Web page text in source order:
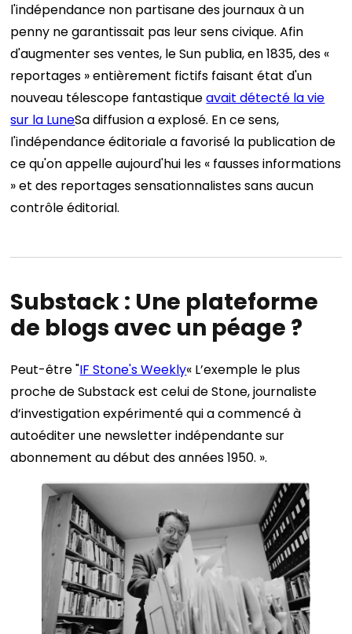
l'indépendance non partisane des journaux à un
penny ne garantissait pas leur sens civique. Afin
d'augmenter ses ventes, le Sun publia, en 1835, des «
reportages » entièrement fictifs faisant état d'un
nouveau télescope fantastiqueavait détecté la vie
sur la LuneSa diffusion a explosé. En ce sens,
l'indépendance éditoriale a favorisé la publication de
ce qu'on appelle aujourd'hui les « fausses informations
» et des reportages sensationnalistes sans aucun
contrôle éditorial.
Substack : Une plateforme
de blogs avec un péage ?
Peut-être "IF Stone's Weekly« L’exemple le plus
proche de Substack est celui de Stone, journaliste
d’investigation expérimenté qui a commencé à
autoéditer une newsletter indépendante sur
abonnement au début des années 1950. ».